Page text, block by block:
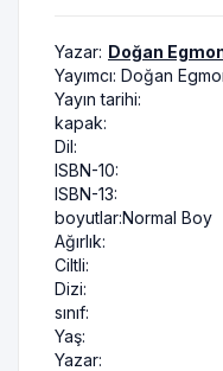
Yazar: Doğan
Yayımcı: Doğan
Yayın tarihi:
kapak:
Dil:
ISBN-10:
ISBN-13:
boyutlar:Normal Boy
Ağırlık:
Ciltli:
Dizi:
sınıf:
Yaş:
Yazar: